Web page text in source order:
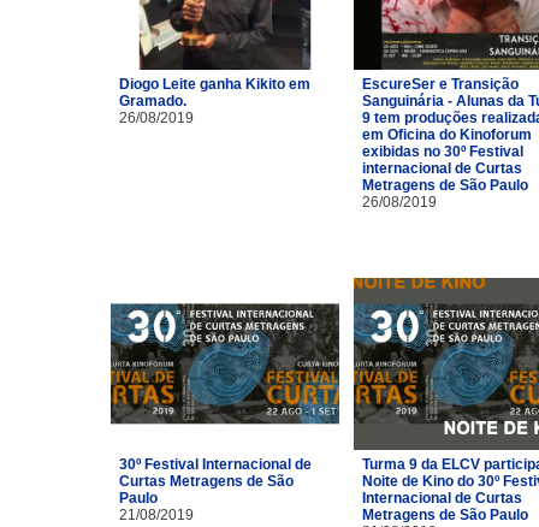
Diogo Leite ganha Kikito em
Gramado.
26/08/2019
EscureSer e Transição
Sanguinária - Alunas da
9 tem produções
em Oficina do Kinoforum
exibidas no 30º Festival
internacional de Curtas
Metragens de São Paulo
26/08/2019
30º Festival Internacional de
Curtas Metragens de São
Paulo
21/08/2019
Turma 9 da ELCV
Noite de Kino do 30º
Internacional de Curtas
Metragens de São Paulo